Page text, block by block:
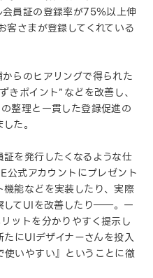
員証の登録率が75％以上伸
さまが登録してくれている
らのヒアリングで得られた
きポイント”などを改善し、
整理と一貫した登録促進の
た。
証を発行したくなるような仕
公式アカウントにプレゼント
能などを実装したり、実際
してUIを改善したり――。一
ットを分かりやすく提示し
にUIデザイナーさんを投入
いやすい』ということに徹